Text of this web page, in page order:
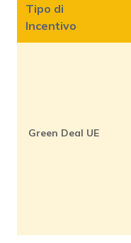
Tipo di
Incentivo
Green Deal UE